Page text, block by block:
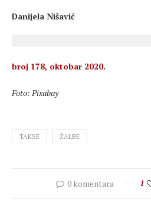
Danijela Nišavić
broj 178, oktobar 2020.
Foto: Pixabay
TAKSE ŽALBE
0 komentara 1